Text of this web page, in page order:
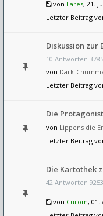
von Lares, 21.
Letzter Beitrag
Diskussion zur
10 Antworten
von Dark-
Letzter Beitrag
Die
von Lippens die
Letzter Beitrag
Die Kartothek
42 Antworten
von Curom, 01.